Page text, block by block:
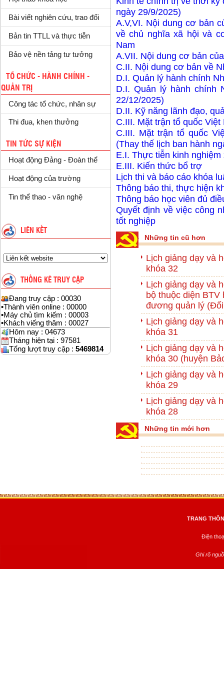
Bài viết nghiên cứu, trao đổi
Bản tin TTLL và thực tiễn
Bảo vệ nền tảng tư tưởng
TỔ CHỨC - HÀNH CHÍNH -
QUẢN TRỊ
Công tác tổ chức, nhân sự
Thi đua, khen thưởng
TIN TỨC SỰ KIỆN
Hoạt động Đảng - Đoàn thể
Hoạt động của trường
Tin thể thao - văn nghệ
LIÊN KẾT
THỐNG KÊ TRUY CẬP
Đang truy cập : 00030
•Thành viên online : 00000
•Máy chủ tìm kiếm : 00003
•Khách viếng thăm : 00027
Hôm nay : 04673
Tháng hiện tại : 97581
Tổng lượt truy cập : 5469814
ngày 29/9/2025)
A.V,VI. Nội dung cơ bản
về chủ nghĩa xã hội và
Nam
A.VII. Nội dung cơ bản
C.II. Nội dung cơ bản về
D.I. Quản lý hành chính
D.I. Quản lý hành chính
22/12/2025)
D.II. Kỹ năng lãnh đạo,
C.III. Mặt trận tổ quốc
C.III. Mặt trận tổ quốc
(Thay thế lịch ban hành
E.I. Thực tiễn kinh
E.III. Kiến thức bổ trợ
Lịch thi và báo cáo khóa
Thông báo thi, thực hiện
Thông báo học viên đủ
Quyết định về việc công
tốt nghiệp
Những tin cũ hơn
Lịch giảng dạy và
khóa 32
Lịch giảng dạy và
bộ thuộc diện
đương quản lý
Lịch giảng dạy và
khóa 31
Lịch giảng dạy và
khóa 30 (huyện
Lịch giảng dạy và
khóa 29
Lịch giảng dạy và
khóa 28
Những tin mới hơn
TRANG
Điện
Ghi rõ